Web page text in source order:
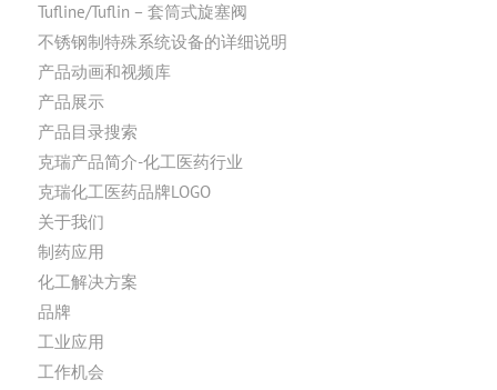
Tufline/Tuflin – 套筒式旋塞阀
不锈钢制特殊系统设备的详细说明
产品动画和视频库
产品展示
产品目录搜索
克瑞产品简介-化工医药行业
克瑞化工医药品牌LOGO
关于我们
制药应用
化工解决方案
品牌
工业应用
工作机会